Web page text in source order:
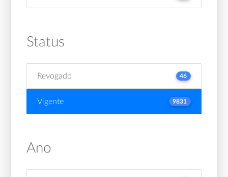
Status
Revogado 46
Vigente 9831
Ano